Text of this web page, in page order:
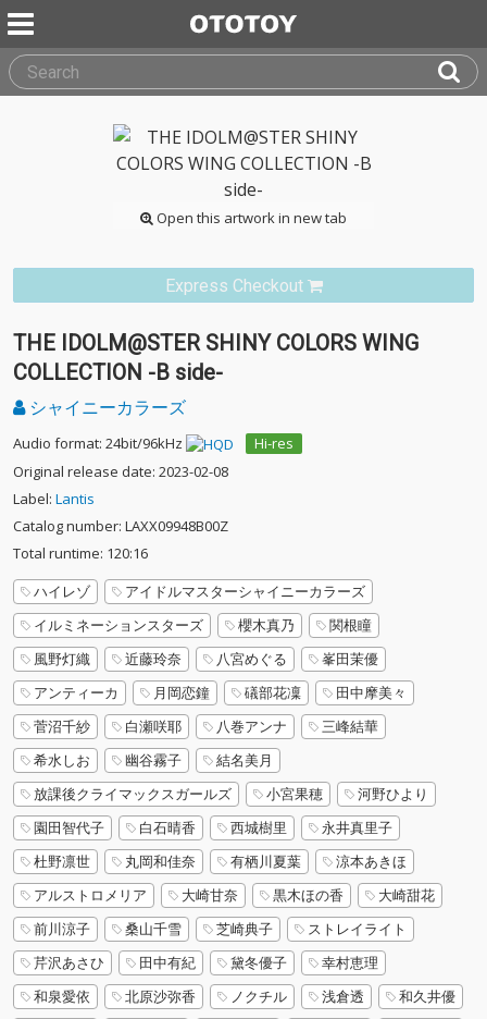
Open this artwork in new tab
Express Checkout
THE IDOLM@STER SHINY COLORS WING
COLLECTION -B side-
シャイニーカラーズ
Audio format: 24bit/96kHz
Hi-res
Original release date: 2023-02-08
Label: Lantis
Catalog number: LAXX09948B00Z
Total runtime: 120:16
ハイレゾ
アイドルマスターシャイニーカラーズ
イルミネーションスターズ
櫻木真乃
関根瞳
風野灯織
近藤玲奈 八宮めぐる
峯田茉優
アンティーカ
月岡恋鐘 礒部花凜
田中摩美々
菅沼千紗
白瀬咲耶 八巻アンナ
三峰結華
希水しお
幽谷霧子
結名美月
放課後クライマックスガールズ
小宮果穂
河野ひより
園田智代子
白石晴香 西城樹里
永井真里子
杜野凛世
丸岡和佳奈 有栖川夏葉
涼本あきほ
アルストロメリア
大崎甘奈 黒木ほの香
大崎甜花
前川涼子
桑山千雪 芝崎典子
ストレイライト
芹沢あさひ
田中有紀 黛冬優子
幸村恵理
和泉愛依
北原沙弥香 ノクチル 浅倉透
和久井優